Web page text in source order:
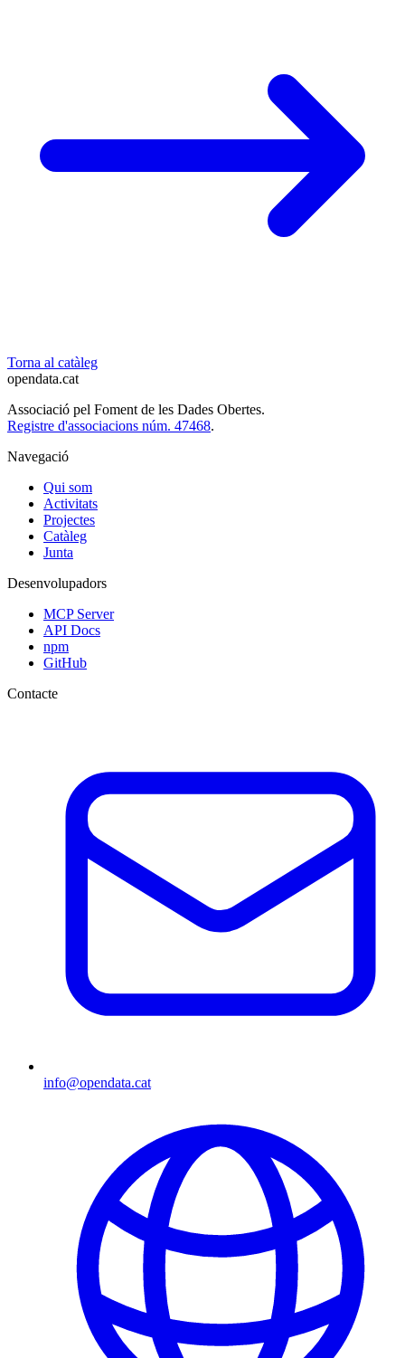
Torna al catàleg
opendata.cat
Associació pel Foment de les Dades Obertes.
Registre d'associacions núm. 47468.
Navegació
Qui som
Activitats
Projectes
Catàleg
Junta
Desenvolupadors
MCP Server
API Docs
npm
GitHub
Contacte
info@opendata.cat